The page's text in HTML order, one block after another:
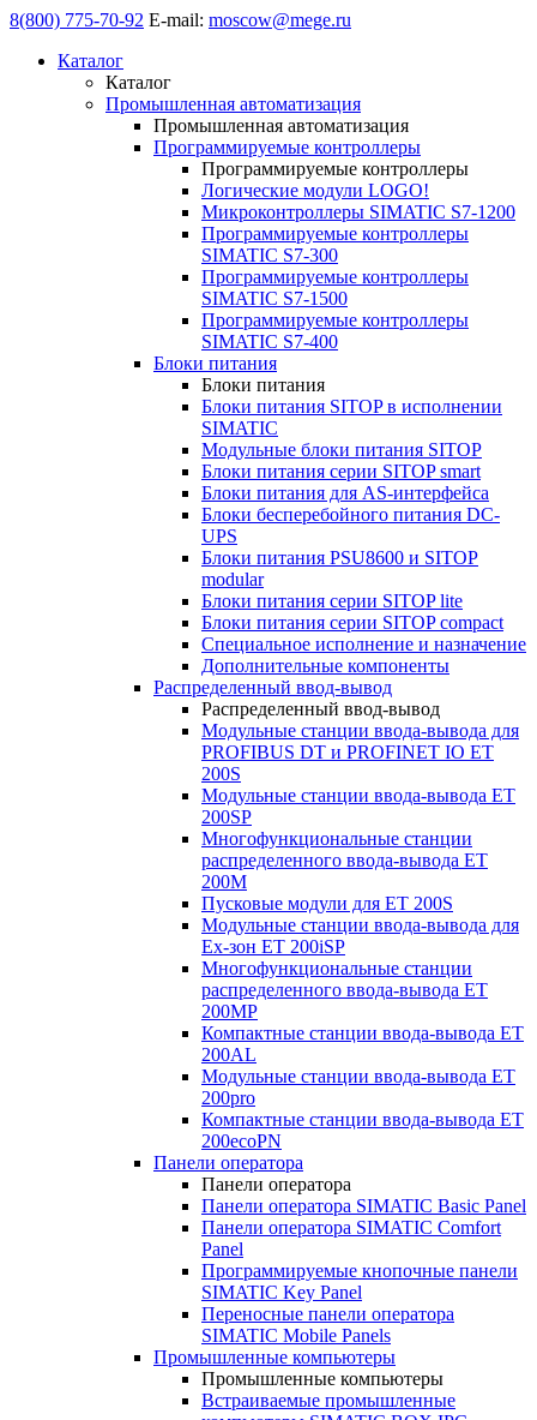
8(800) 775-70-92 E-mail: moscow@mege.ru
Каталог
Каталог
Промышленная автоматизация
Промышленная автоматизация
Программируемые контроллеры
Программируемые контроллеры
Логические модули LOGO!
Микроконтроллеры SIMATIC S7-1200
Программируемые контроллеры
SIMATIC S7-300
Программируемые контроллеры
SIMATIC S7-1500
Программируемые контроллеры
SIMATIC S7-400
Блоки питания
Блоки питания
Блоки питания SITOP в исполнении
SIMATIC
Модульные блоки питания SITOP
Блоки питания серии SITOP smart
Блоки питания для AS-интерфейса
Блоки бесперебойного питания DC-
UPS
Блоки питания PSU8600 и SITOP
modular
Блоки питания серии SITOP lite
Блоки питания серии SITOP compact
Специальное исполнение и назначение
Дополнительные компоненты
Распределенный ввод-вывод
Распределенный ввод-вывод
Модульные станции ввода-вывода для
PROFIBUS DT и PROFINET IO ET
200S
Модульные станции ввода-вывода ET
200SP
Многофункциональные станции
распределенного ввода-вывода ET
200M
Пусковые модули для ET 200S
Модульные станции ввода-вывода для
Ex-зон ET 200iSP
Многофункциональные станции
распределенного ввода-вывода ET
200MP
Компактные станции ввода-вывода ET
200AL
Модульные станции ввода-вывода ET
200pro
Компактные станции ввода-вывода ET
200ecoPN
Панели оператора
Панели оператора
Панели оператора SIMATIC Basic Panel
Панели оператора SIMATIC Comfort
Panel
Программируемые кнопочные панели
SIMATIC Key Panel
Переносные панели оператора
SIMATIC Mobile Panels
Промышленные компьютеры
Промышленные компьютеры
Встраиваемые промышленные